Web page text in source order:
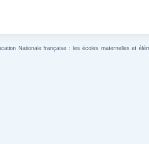
Nationale française : les écoles maternelles et